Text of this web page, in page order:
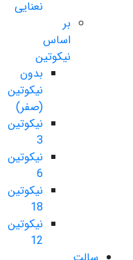
نعنایی
بر
اساس
نیکوتین
بدون
نیکوتین
(صفر)
نیکوتین
3
نیکوتین
6
نیکوتین
18
نیکوتین
12